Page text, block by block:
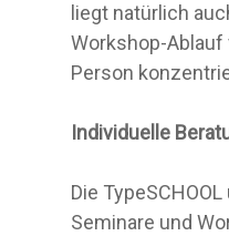
liegt natürlich
Workshop-Ablauf
Person
Individuelle
Die
Seminare und